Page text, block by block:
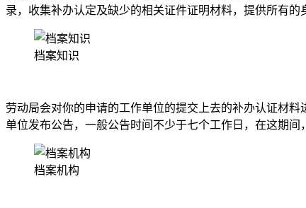
录，收集补办认定及缺少的相关证件证明材料，提供所有
档案知识
劳动局会对你的申请的工作单位的提交上去的补办认证材
单位发布公告，一般公告时间不少于七个工作日，在这期
档案机构